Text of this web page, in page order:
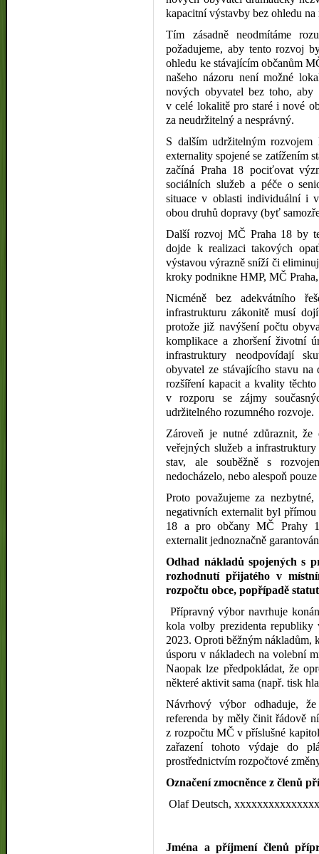
kapacitní výstavby bez ohledu
Tím zásadně neodmítáme
požadujeme, aby tento rozvoj
ohledu ke stávajícím občanům
našeho názoru není možné
nových obyvatel bez toho,
v celé lokalitě pro staré i nové
za neudržitelný a nesprávný.
S dalším udržitelným
externality spojené se zatížením
začíná Praha 18 pociťovat
sociálních služeb a péče o
situace v oblasti individuální i
obou druhů dopravy (byť
Další rozvoj MČ Praha 18 by
dojde k realizaci takových
výstavou výrazně sníží či
kroky podnikne HMP, MČ
Nicméně bez adekvátního
infrastrukturu zákonitě musí
protože již navýšení počtu
komplikace a zhoršení životní
infrastruktury neodpovídají
obyvatel ze stávajícího stavu
rozšíření kapacit a kvality
v rozporu se zájmy
udržitelného rozumného rozvoje.
Zároveň je nutné zdůraznit, že
veřejných služeb a
stav, ale souběžně s
nedocházelo, nebo alespoň
Proto považujeme za
negativních externalit byl
18 a pro občany MČ Prahy
externalit jednoznačně
Odhad nákladů spojených s
rozhodnutí přijatého v
rozpočtu obce, popřípadě
Přípravný výbor navrhuje
kola volby prezidenta republiky
2023. Oproti běžným nákladům,
úsporu v nákladech na volební
Naopak lze předpokládat, že
některé aktivit sama (např. tisk
Návrhový výbor odhaduje,
referenda by měly činit řádově
z rozpočtu MČ v příslušné
zařazení tohoto výdaje do
prostřednictvím rozpočtové
Označení zmocněnce z členů
Olaf Deutsch,
Jména a příjmení členů